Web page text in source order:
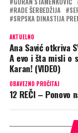
RADE ŠERBEDŽIJA
SRPSKA DINASTIJA
AKTUELNO
Ana Savić otkriva
A evo i šta misli o
Karan! (VIDEO)
OBAVEZNO PROČITAJ
12 REČI – Ponovo